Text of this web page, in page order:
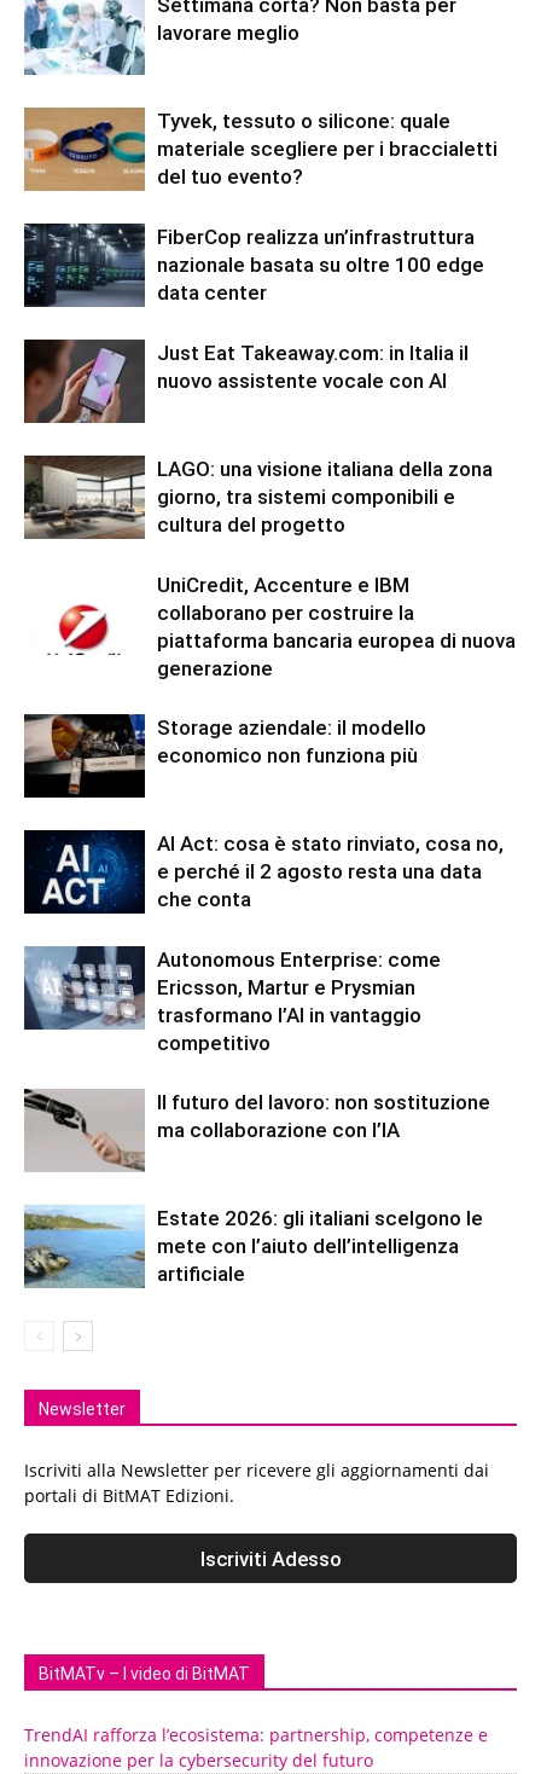
Settimana corta? Non basta per
lavorare meglio
Tyvek, tessuto o silicone: quale
materiale scegliere per i braccialetti
del tuo evento?
FiberCop realizza un’infrastruttura
nazionale basata su oltre 100 edge
data center
Just Eat Takeaway.com: in Italia il
nuovo assistente vocale con AI
LAGO: una visione italiana della zona
giorno, tra sistemi componibili e
cultura del progetto
UniCredit, Accenture e IBM
collaborano per costruire la
piattaforma bancaria europea di nuova
generazione
Storage aziendale: il modello
economico non funziona più
AI Act: cosa è stato rinviato, cosa no,
e perché il 2 agosto resta una data
che conta
Autonomous Enterprise: come
Ericsson, Martur e Prysmian
trasformano l’AI in vantaggio
competitivo
Il futuro del lavoro: non sostituzione
ma collaborazione con l’IA
Estate 2026: gli italiani scelgono le
mete con l’aiuto dell’intelligenza
artificiale
Newsletter
Iscriviti alla Newsletter per ricevere gli aggiornamenti dai
portali di BitMAT Edizioni.
BitMATv – I video di BitMAT
TrendAI rafforza l’ecosistema: partnership, competenze e
innovazione per la cybersecurity del futuro